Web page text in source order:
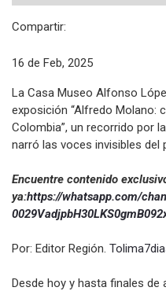
Compartir:
16 de Feb, 2025
La Casa Museo Alfonso
exposición “Alfredo Molano:
Colombia”, un recorrido por
narró las voces invisibles del
Encuentre contenido
ya:https://whatsapp.com/
Por: Editor Región.
Desde hoy y hasta finales de